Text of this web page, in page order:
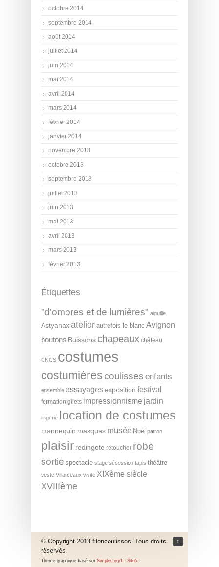
octobre 2014
septembre 2014
août 2014
juillet 2014
juin 2014
mai 2014
avril 2014
mars 2014
février 2014
janvier 2014
novembre 2013
octobre 2013
septembre 2013
juillet 2013
juin 2013
mai 2013
avril 2013
mars 2013
février 2013
Étiquettes
"d'ombres et de lumières" aiguille
Astyanax atelier autrefois le blanc Avignon
boutons Buissons chapeaux château
CNCS costumes
costumières coulisses enfants
ensemble essayagesexposition festival
formation gilets impressionnisme jardin
lingerie location de costumes
mannequin masques musée Noël patron
plaisir redingote retoucher robe
sortie spectacle stage sécession tapis théâtre
veste Villarceaux visite XIXème siècle
XVIIIème
↑
© Copyright 2013 filencoulisses. Tous droits
réservés.
Theme graphique basé sur SimpleCorp1 - Site5.